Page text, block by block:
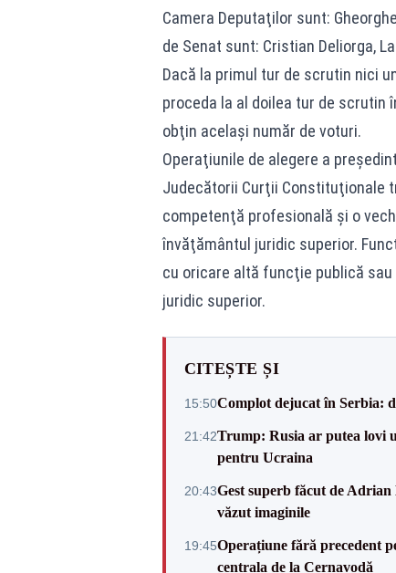
Camera Deputaţilor sunt:
de Senat sunt: Cristian Deliorga,
Dacă la primul tur de scrutin nici
proceda la al doilea tur de
obţin acelaşi număr de voturi.
Operaţiunile de alegere a
Judecătorii Curţii Constituţionale
competenţă profesională şi o
învăţământul juridic superior.
cu oricare altă funcţie publică
juridic superior.
CITEȘTE ȘI
15:50Complot dejucat în Serbia:
21:42Trump: Rusia ar putea lovi
pentru Ucraina
20:43Gest superb făcut de
văzut imaginile
19:45Operațiune fără precedent
centrala de la Cernavodă